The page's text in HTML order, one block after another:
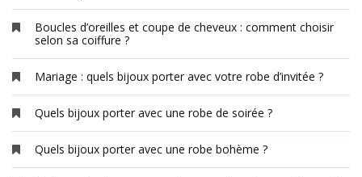
Boucles d’oreilles et coupe de cheveux : comment choisir
selon sa coiffure ?
Mariage : quels bijoux porter avec votre robe d’invitée ?
Quels bijoux porter avec une robe de soirée ?
Quels bijoux porter avec une robe bohème ?